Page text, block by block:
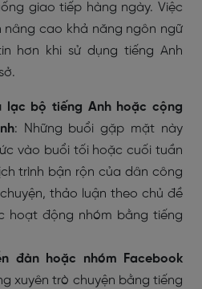
giao tiếp hàng ngày. Việc
nâng cao khả năng ngôn ngữ
hơn khi sử dụng tiếng Anh
lạc bộ tiếng Anh hoặc cộng
: Những buổi gặp mặt này
vào buổi tối hoặc cuối tuần
trình bận rộn của dân công
thảo luận theo chủ đề
hoạt động nhóm bằng tiếng
đàn hoặc nhóm Facebook
xuyên trò chuyện bằng tiếng